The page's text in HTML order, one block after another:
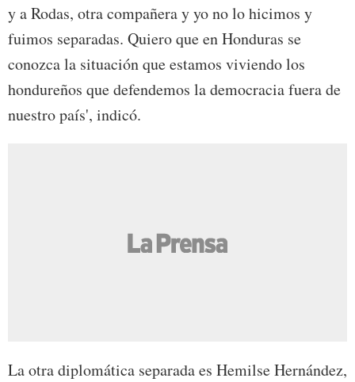
y a Rodas, otra compañera y yo no lo hicimos y
fuimos separadas. Quiero que en Honduras se
conozca la situación que estamos viviendo los
hondureños que defendemos la democracia fuera de
nuestro país', indicó.
La otra diplomática separada es Hemilse Hernández,